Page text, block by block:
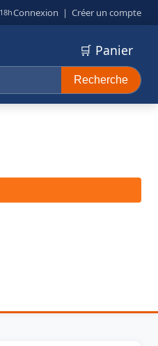
Connexion | Créer un compte
Recherche
🛒 Panier